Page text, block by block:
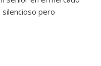
silencioso pero